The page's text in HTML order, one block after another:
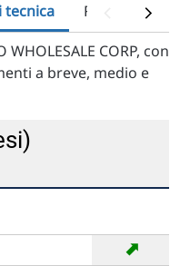
tecnica
CORP, con
a breve, medio e
➡